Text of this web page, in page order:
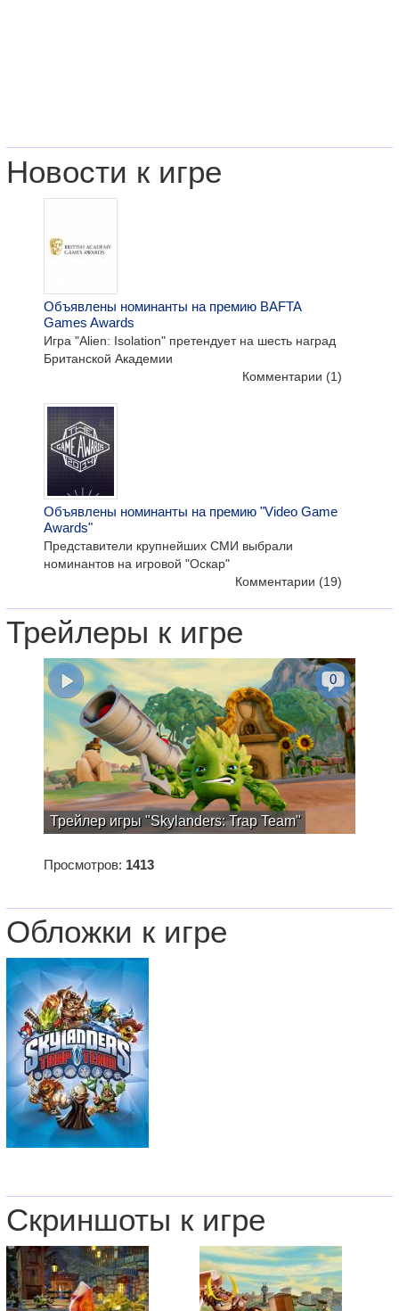
Новости к игре
Объявлены номинанты на премию BAFTA
Games Awards
Игра "Alien: Isolation" претендует на шесть наград
Британской Академии
Комментарии (1)
Объявлены номинанты на премию "Video Game
Awards"
Представители крупнейших СМИ выбрали
номинантов на игровой "Оскар"
Комментарии (19)
Трейлеры к игре
Трейлер игры "Skylanders: Trap Team"
0
Просмотров: 1413
Обложки к игре
Скриншоты к игре